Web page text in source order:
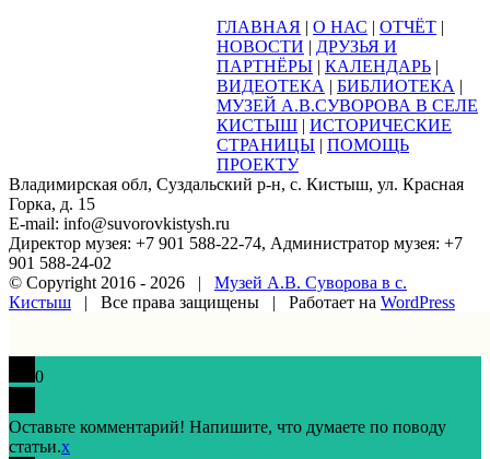
ГЛАВНАЯ | О НАС | ОТЧЁТ |
НОВОСТИ | ДРУЗЬЯ И
ПАРТНЁРЫ | КАЛЕНДАРЬ |
ВИДЕОТЕКА | БИБЛИОТЕКА |
МУЗЕЙ А.В.СУВОРОВА В СЕЛЕ
КИСТЫШ | ИСТОРИЧЕСКИЕ
СТРАНИЦЫ | ПОМОЩЬ
ПРОЕКТУ
Владимирская обл, Суздальский р-н, с. Кистыш, ул. Красная
Горка, д. 15
E-mail: info@suvorovkistysh.ru
Директор музея: +7 901 588-22-74, Администратор музея: +7
901 588-24-02
© Copyright 2016 - 2026 | Музей А.В. Суворова в с.
Кистыш | Все права защищены | Работает на WordPress
0
Оставьте комментарий! Напишите, что думаете по поводу
статьи.x